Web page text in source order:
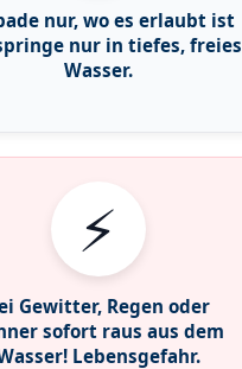
nur, wo es erlaubt ist
nur in tiefes, freies
Wasser.
⚡
Gewitter, Regen oder
sofort raus aus dem
Lebensgefahr.